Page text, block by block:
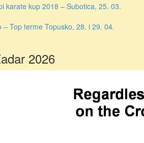
karate kup 2018 – Subotica, 25. 03.
– Top terme Topusko, 28. i 29. 04.
2026